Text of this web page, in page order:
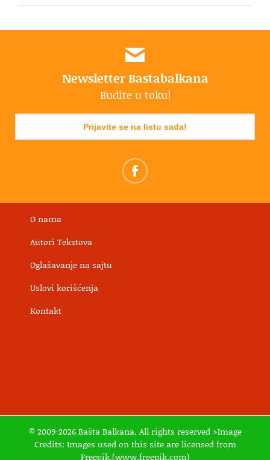
Newsletter Bastabalkana
Budite u toku!
Prijavite se na listu sada!
O nama
Autori Tekstova
Oglašavanje na sajtu
Uslovi korišćenja
Kontakt
© 2009-2026 Bašta Balkana. All rights reserved >Image
Credits: Images used on this site are licensed from
Freepik.(www.freepik.com)